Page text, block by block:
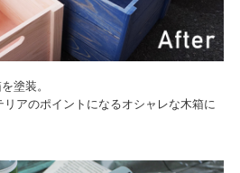
塗装。
アのポイントになるオシャレな木箱に